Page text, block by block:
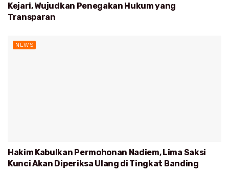
Kejari, Wujudkan Penegakan Hukum yang
Transparan
NEWS
Hakim Kabulkan Permohonan Nadiem, Lima Saksi
Kunci Akan Diperiksa Ulang di Tingkat Banding